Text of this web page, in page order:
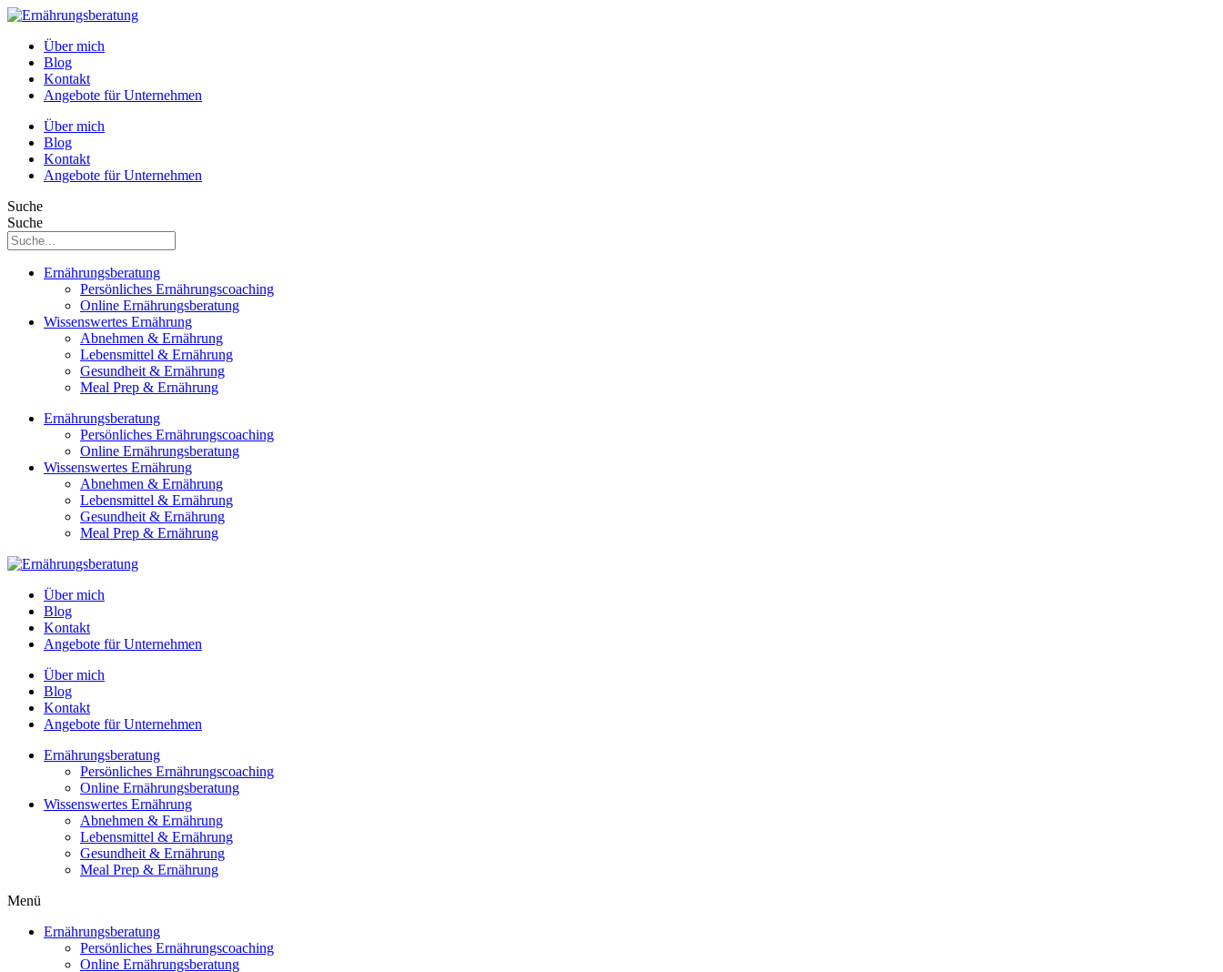
Über mich
Blog
Kontakt
Angebote für Unternehmen
Über mich
Blog
Kontakt
Angebote für Unternehmen
Suche
Suche
Ernährungsberatung
Persönliches Ernährungscoaching
Online Ernährungsberatung
Wissenswertes Ernährung
Abnehmen & Ernährung
Lebensmittel & Ernährung
Gesundheit & Ernährung
Meal Prep & Ernährung
Ernährungsberatung
Persönliches Ernährungscoaching
Online Ernährungsberatung
Wissenswertes Ernährung
Abnehmen & Ernährung
Lebensmittel & Ernährung
Gesundheit & Ernährung
Meal Prep & Ernährung
Über mich
Blog
Kontakt
Angebote für Unternehmen
Über mich
Blog
Kontakt
Angebote für Unternehmen
Ernährungsberatung
Persönliches Ernährungscoaching
Online Ernährungsberatung
Wissenswertes Ernährung
Abnehmen & Ernährung
Lebensmittel & Ernährung
Gesundheit & Ernährung
Meal Prep & Ernährung
Menü
Ernährungsberatung
Persönliches Ernährungscoaching
Online Ernährungsberatung